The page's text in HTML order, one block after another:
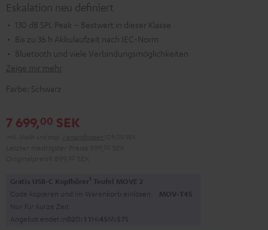
Eskalation neu definiert
130 dB SPL Peak – Bestwert in dieser Klasse
Bis zu 36 h Akkulaufzeit nach IEC-Norm
Bluetooth und viele Verbindungsmöglichkeiten
Zeige mir mehr
Farbe: Schwarz
7 699,00 SEK
Gratis USB-C Kopfhörer1 Teufel MOVE 2
Code kopieren und im Warenkorb einlösen. MOV-T4S
Nur für kurze Zeit
Angebot endet in02D:11H:45M: 56S